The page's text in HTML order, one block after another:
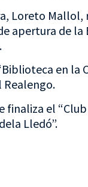
Loreto Mallol,
apertura de
en la
Realengo.
finaliza el
Lledó”.